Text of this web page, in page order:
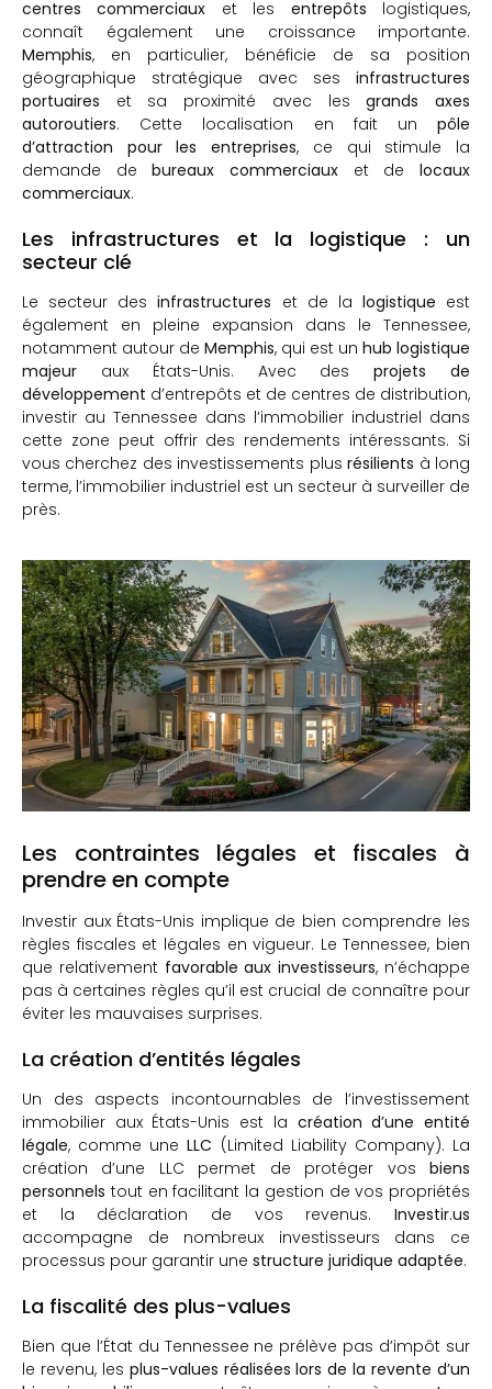
centres commerciaux et les entrepôts logistiques,
connaît également une croissance importante.
Memphis, en particulier, bénéficie de sa position
géographique stratégique avec ses infrastructures
portuaires et sa proximité avec lesgrands axes
autoroutiers. Cette localisation en fait un pôle
d’attraction pour les entreprises, ce qui stimule la
demande debureaux commerciaux et delocaux
commerciaux.
Les infrastructures et la logistique : un
secteur clé
Le secteur desinfrastructures et de la logistique est
également en pleine expansion dans le Tennessee,
notamment autour de Memphis, qui est un hub logistique
majeur aux États-Unis. Avec desprojets de
développement d’entrepôts et de centres de distribution,
investir au Tennessee dans l’immobilier industriel dans
cette zone peut offrir des rendements intéressants. Si
vous cherchez des investissements plusrésilients à long
terme, l’immobilier industriel est un secteur à surveiller de
près.
Les contraintes légales et fiscales à
prendre en compte
Investir aux États-Unis implique de bien comprendre les
règles fiscales et légales en vigueur. Le Tennessee, bien
que relativement favorable aux investisseurs, n’échappe
pas à certaines règles qu’il est crucial de connaître pour
éviter les mauvaises surprises.
La création d’entités légales
Un des aspects incontournables de l’investissement
immobilier aux États-Unis est la création d’une entité
légale, comme uneLLC (Limited Liability Company). La
création d’une LLC permet de protéger vos biens
personnels tout en facilitant la gestion de vos propriétés
et la déclaration de vos revenus. Investir.us
accompagne de nombreux investisseurs dans ce
processus pour garantir une structure juridique adaptée.
La fiscalité des plus-values
Bien que l’État du Tennessee ne prélève pas d’impôt sur
le revenu, les plus-values réalisées lors de la revente d’un